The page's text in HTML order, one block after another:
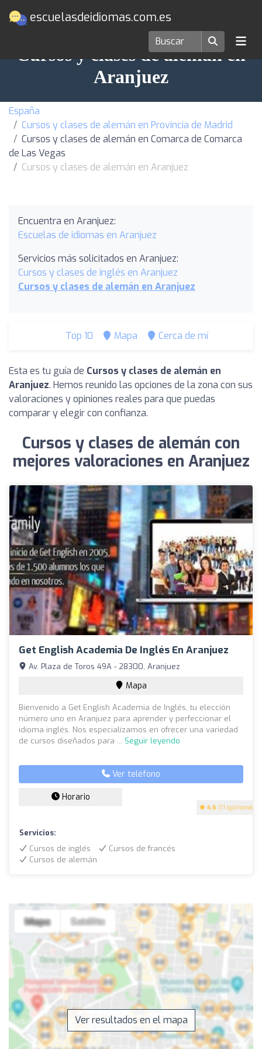
escuelasdeidiomas.com.es
Cursos y clases de alemán en
Aranjuez
España
Cursos y clases de alemán en Provincia de Madrid
Cursos y clases de alemán en Comarca de Comarca
de Las Vegas
Cursos y clases de alemán en Aranjuez
Encuentra en Aranjuez:
Escuelas de idiomas en Aranjuez
Servicios más solicitados en Aranjuez:
Cursos y clases de inglés en Aranjuez
Cursos y clases de alemán en Aranjuez
Top 10 Mapa Cerca de mí
Esta es tu guía de Cursos y clases de alemán en
Aranjuez. Hemos reunido las opciones de la zona con sus
valoraciones y opiniones reales para que puedas
comparar y elegir con confianza.
Cursos y clases de alemán con
mejores valoraciones en Aranjuez
Get English Academia De Inglés En Aranjuez
4.6 (11 opiniones)
Av. Plaza de Toros 49A - 28300, Aranjuez
Mapa
Bienvenido a Get English Academia de Inglés, tu elección
número uno en Aranjuez para aprender y perfeccionar el
idioma inglés. Nos especializamos en ofrecer una variedad
de cursos diseñados para ... Seguir leyendo
Ver teléfono
Horario
Servicios:
Cursos de inglés
Cursos de francés
Cursos de alemán
Ver resultados en el mapa